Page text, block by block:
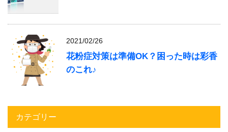
2021/02/26
花粉症対策は準備OK？困った時は彩香
のこれ♪
カテゴリー